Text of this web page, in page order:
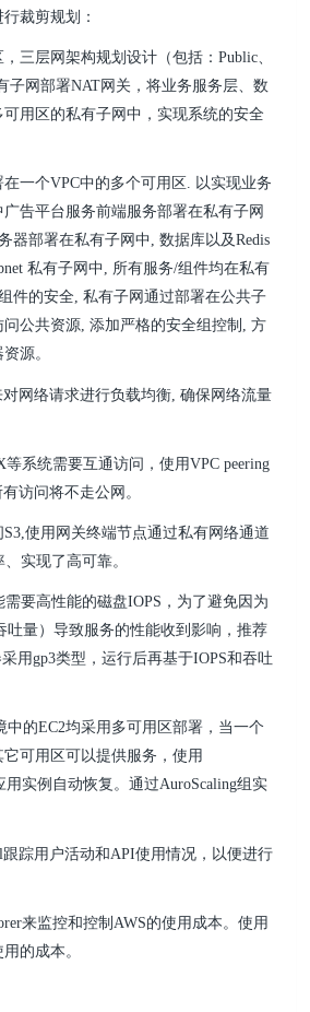
裁剪规划：
三层网架构规划设计（包括：Public、
子网部署NAT网关，将业务服务层、数
用区的私有子网中，实现系统的安全
一个VPC中的多个可用区. 以实现业务
告平台服务前端服务部署在私有子网
器部署在私有子网中, 数据库以及Redis
私有子网中, 所有服务/组件均在私有
件的安全, 私有子网通过部署在公共子
问公共资源, 添加严格的安全组控制, 方
源。
对网络请求进行负载均衡, 确保网络流量
系统需要互通访问，使用VPC peering
访问将不走公网。
使用网关终端节点通过私有网络通道
实现了高可靠。
要高性能的磁盘IOPS，为了避免因为
吐量）导致服务的性能收到影响，推荐
用gp3类型，运行后再基于IOPS和吞吐
中的EC2均采用多可用区部署，当一个
可用区可以提供服务，使用
用实例自动恢复。通过AuroScaling组实
跟踪用户活动和API使用情况，以便进行
来监控和控制AWS的使用成本。使用
的成本。